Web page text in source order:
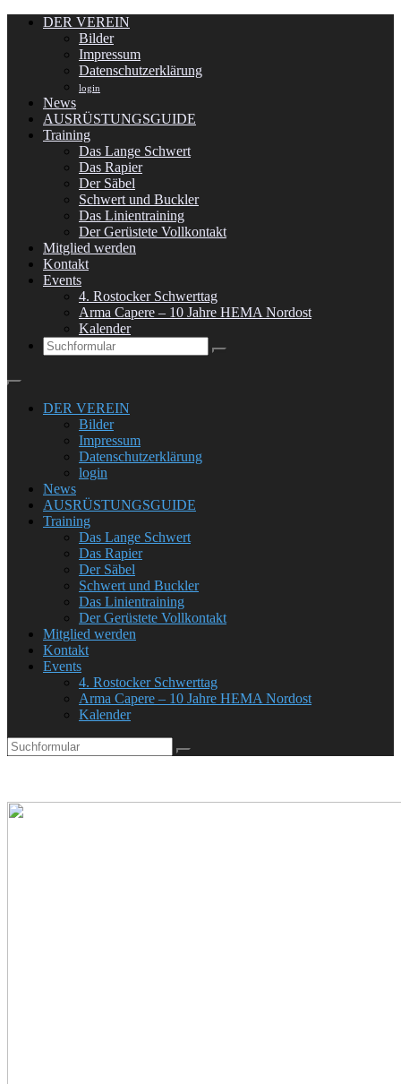
DER VEREIN
Bilder
Impressum
Datenschutzerklärung
login
News
AUSRÜSTUNGSGUIDE
Training
Das Lange Schwert
Das Rapier
Der Säbel
Schwert und Buckler
Das Linientraining
Der Gerüstete Vollkontakt
Mitglied werden
Kontakt
Events
4. Rostocker Schwerttag
Arma Capere – 10 Jahre HEMA Nordost
Kalender
DER VEREIN
Bilder
Impressum
Datenschutzerklärung
login
News
AUSRÜSTUNGSGUIDE
Training
Das Lange Schwert
Das Rapier
Der Säbel
Schwert und Buckler
Das Linientraining
Der Gerüstete Vollkontakt
Mitglied werden
Kontakt
Events
4. Rostocker Schwerttag
Arma Capere – 10 Jahre HEMA Nordost
Kalender
Search